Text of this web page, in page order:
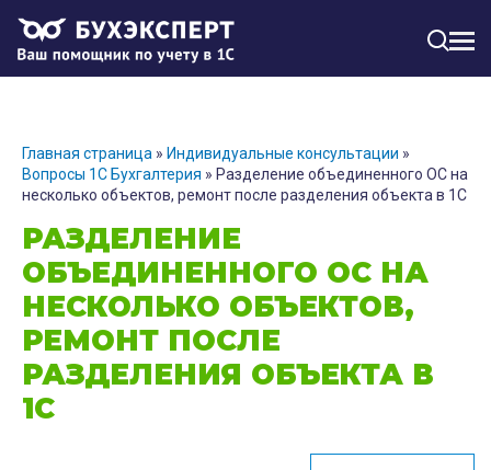
Главная страница » Индивидуальные консультации »
Вопросы 1С Бухгалтерия » Разделение объединенного ОС на
несколько объектов, ремонт после разделения объекта в 1С
РАЗДЕЛЕНИЕ
ОБЪЕДИНЕННОГО ОС НА
НЕСКОЛЬКО ОБЪЕКТОВ,
РЕМОНТ ПОСЛЕ
РАЗДЕЛЕНИЯ ОБЪЕКТА В
1С